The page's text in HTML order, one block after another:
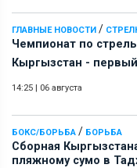
ГЛАВНЫЕ НОВОСТИ /
Чемпионат по
Кыргызстан -
14:25 | 06 августа
БОКС/БОРЬБА / БОРЬБА
Сборная
пляжному сумо в